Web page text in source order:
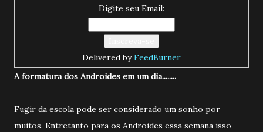
Digite seu Email:
Delivered byFeedBurner
A formatura dos Androides em um dia........
Fugir da escola pode ser considerado um sonho por
muitos. Entretanto para os Androides essa semana isso